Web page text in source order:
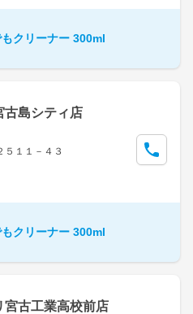
クリーナー 300ml
古島シティ店
５１１－４３
クリーナー 300ml
宮古工業高校前店